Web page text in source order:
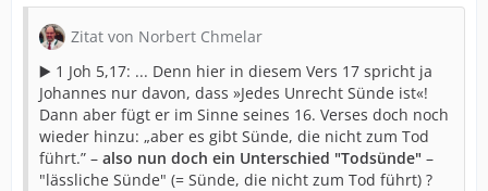
Zitat von Norbert Chmelar
▶️ 1 Joh 5,17: ... Denn hier in diesem Vers 17 spricht ja
Johannes nur davon, dass »Jedes Unrecht Sünde ist«!
Dann aber fügt er im Sinne seines 16. Verses doch noch
wieder hinzu: „aber es gibt Sünde, die nicht zum Tod
führt.” – also nun doch ein Unterschied "Todsünde" –
"lässliche Sünde" (= Sünde, die nicht zum Tod führt) ?